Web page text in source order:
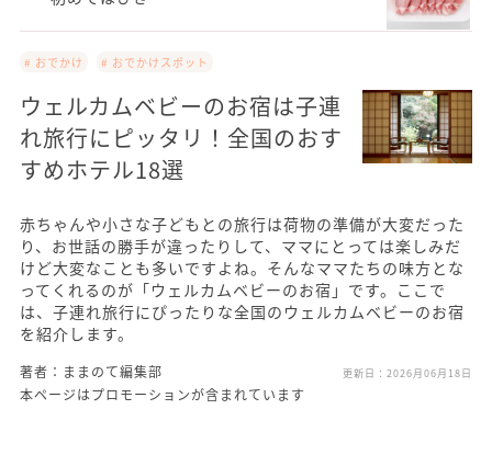
# おでかけ # おでかけスポット
ウェルカムベビーのお宿は子連
れ旅行にピッタリ！全国のおす
すめホテル18選
赤ちゃんや小さな子どもとの旅行は荷物の準備が大変だった
り、お世話の勝手が違ったりして、ママにとっては楽しみだ
けど大変なことも多いですよね。そんなママたちの味方とな
ってくれるのが「ウェルカムベビーのお宿」です。ここで
は、子連れ旅行にぴったりな全国のウェルカムベビーのお宿
を紹介します。
著者：ままのて編集部 更新日： 2026月06月18日
本ページはプロモーションが含まれています